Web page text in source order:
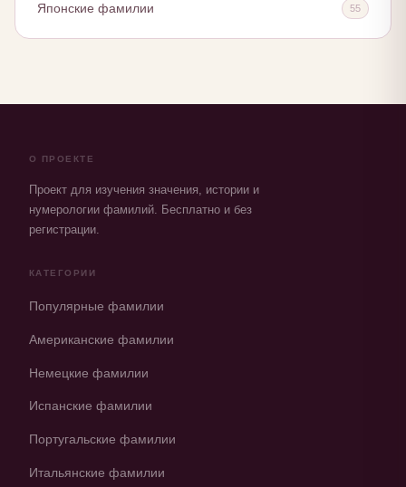
Японские фамилии 55
О ПРОЕКТЕ
Проект для изучения значения, истории и
нумерологии фамилий. Бесплатно и без
регистрации.
КАТЕГОРИИ
Популярные фамилии
Американские фамилии
Немецкие фамилии
Испанские фамилии
Португальские фамилии
Итальянские фамилии